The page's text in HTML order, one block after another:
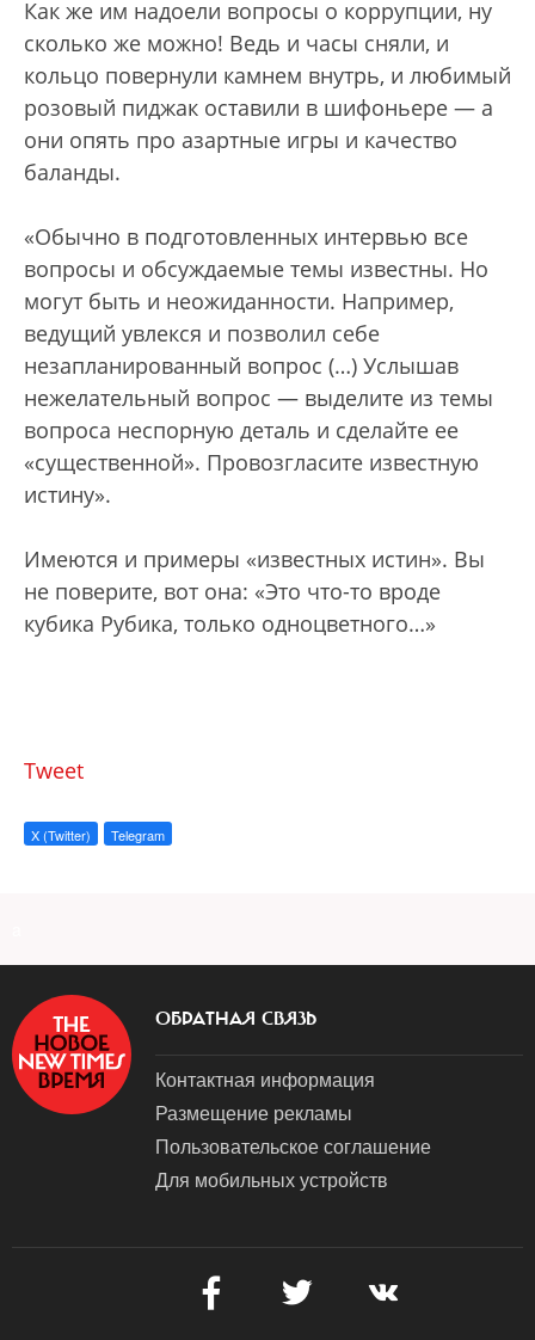
Как же им надоели вопросы о коррупции, ну
сколько же можно! Ведь и часы сняли, и
кольцо повернули камнем внутрь, и любимый
розовый пиджак оставили в шифоньере — а
они опять про азартные игры и качество
баланды.
«Обычно в подготовленных интервью все
вопросы и обсуждаемые темы известны. Но
могут быть и неожиданности. Например,
ведущий увлекся и позволил себе
незапланированный вопрос (…) Услышав
нежелательный вопрос — выделите из темы
вопроса неспорную деталь и сделайте ее
«существенной». Провозгласите известную
истину».
Имеются и примеры «известных истин». Вы
не поверите, вот она: «Это что-то вроде
кубика Рубика, только одноцветного…»
Tweet
X (Twitter) Telegram
ОБРАТНАЯ СВЯЗЬ
Контактная информация
Размещение рекламы
Пользовательское соглашение
Для мобильных устройств